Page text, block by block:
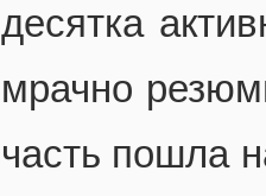
десятка
мрачно
часть пошла